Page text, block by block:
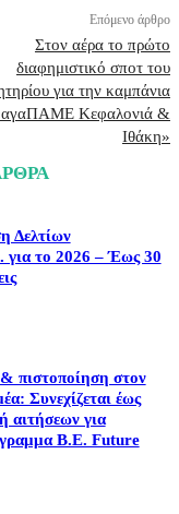
Επόμενο άρθρο
Στον αέρα το πρώτο
διαφημιστικό σποτ του
για την καμπάνια
Κεφαλονιά &
Ιθάκη»
Δελτίων
για το 2026 – Έως 30
πιστοποίηση στον
Συνεχίζεται έως
αιτήσεων για
B.E. Future